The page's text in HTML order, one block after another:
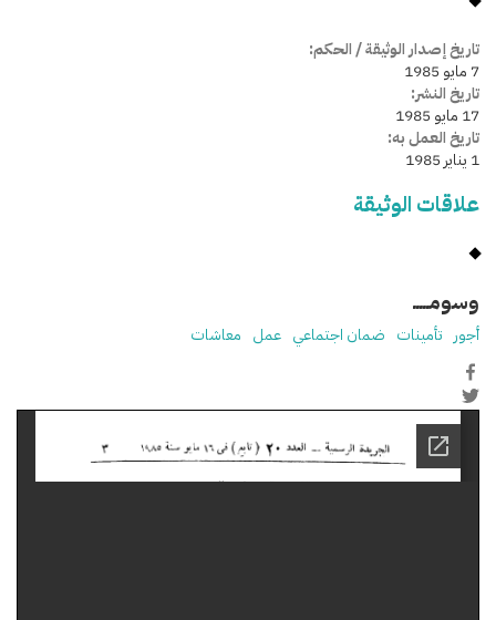
تاريخ إصدار الوثيقة / الحكم:
7 مايو 1985
تاريخ النشر:
17 مايو 1985
تاريخ العمل به:
1 يناير 1985
علاقات الوثيقة
وسومـــــ
أجور تأمينات ضمان اجتماعي عمل معاشات